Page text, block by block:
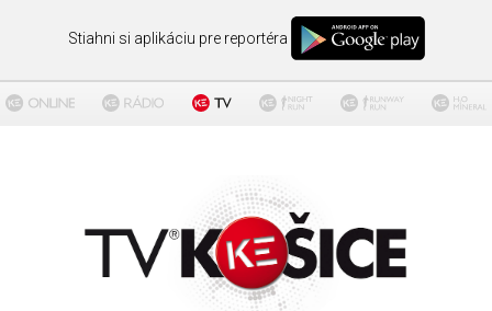
Stiahni si aplikáciu pre reportéra